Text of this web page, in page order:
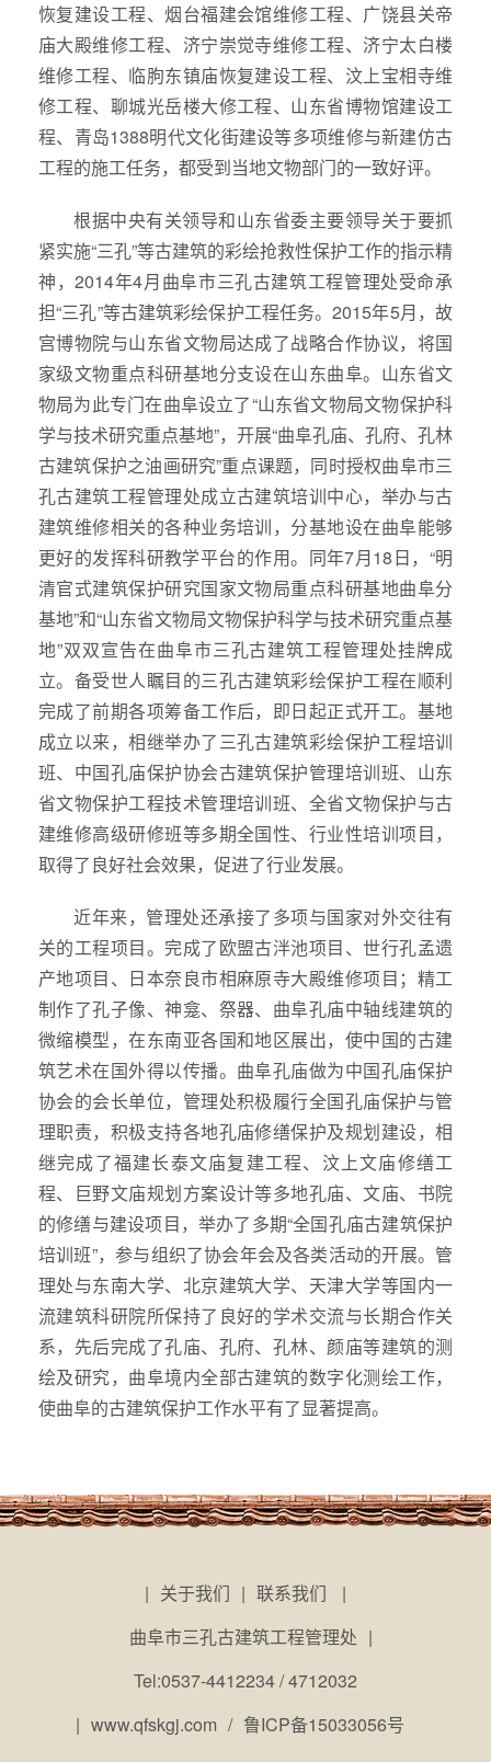
恢复建设工程、烟台福建会馆维修工程、广饶县关帝
庙大殿维修工程、济宁崇觉寺维修工程、济宁太白楼
维修工程、临朐东镇庙恢复建设工程、汶上宝相寺维
修工程、聊城光岳楼大修工程、山东省博物馆建设工
程、青岛1388明代文化街建设等多项维修与新建仿古
工程的施工任务，都受到当地文物部门的一致好评。
根据中央有关领导和山东省委主要领导关于要抓
紧实施“三孔”等古建筑的彩绘抢救性保护工作的指示精
神，2014年4月曲阜市三孔古建筑工程管理处受命承
担“三孔”等古建筑彩绘保护工程任务。2015年5月，故
宫博物院与山东省文物局达成了战略合作协议，将国
家级文物重点科研基地分支设在山东曲阜。山东省文
物局为此专门在曲阜设立了“山东省文物局文物保护科
学与技术研究重点基地”，开展“曲阜孔庙、孔府、孔林
古建筑保护之油画研究”重点课题，同时授权曲阜市三
孔古建筑工程管理处成立古建筑培训中心，举办与古
建筑维修相关的各种业务培训，分基地设在曲阜能够
更好的发挥科研教学平台的作用。同年7月18日，“明
清官式建筑保护研究国家文物局重点科研基地曲阜分
基地”和“山东省文物局文物保护科学与技术研究重点基
地”双双宣告在曲阜市三孔古建筑工程管理处挂牌成
立。备受世人瞩目的三孔古建筑彩绘保护工程在顺利
完成了前期各项筹备工作后，即日起正式开工。基地
成立以来，相继举办了三孔古建筑彩绘保护工程培训
班、中国孔庙保护协会古建筑保护管理培训班、山东
省文物保护工程技术管理培训班、全省文物保护与古
建维修高级研修班等多期全国性、行业性培训项目，
取得了良好社会效果，促进了行业发展。
近年来，管理处还承接了多项与国家对外交往有
关的工程项目。完成了欧盟古泮池项目、世行孔孟遗
产地项目、日本奈良市相麻原寺大殿维修项目；精工
制作了孔子像、神龛、祭器、曲阜孔庙中轴线建筑的
微缩模型，在东南亚各国和地区展出，使中国的古建
筑艺术在国外得以传播。曲阜孔庙做为中国孔庙保护
协会的会长单位，管理处积极履行全国孔庙保护与管
理职责，积极支持各地孔庙修缮保护及规划建设，相
继完成了福建长泰文庙复建工程、汶上文庙修缮工
程、巨野文庙规划方案设计等多地孔庙、文庙、书院
的修缮与建设项目，举办了多期“全国孔庙古建筑保护
培训班”，参与组织了协会年会及各类活动的开展。管
理处与东南大学、北京建筑大学、天津大学等国内一
流建筑科研院所保持了良好的学术交流与长期合作关
系，先后完成了孔庙、孔府、孔林、颜庙等建筑的测
绘及研究，曲阜境内全部古建筑的数字化测绘工作，
使曲阜的古建筑保护工作水平有了显著提高。
| 关于我们 | 联系我们
|
曲阜市三孔古建筑工程管理处 |
Tel:0537-4412234 / 4712032
| www.qfskgj.com / 鲁ICP备15033056号